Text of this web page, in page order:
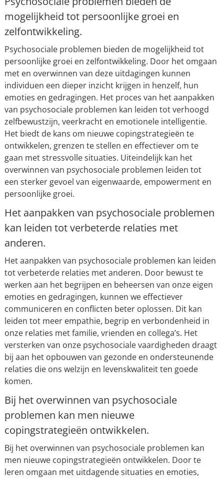
mogelijkheid tot persoonlijke groei en
zelfontwikkeling.
Psychosociale problemen bieden de mogelijkheid tot
persoonlijke groei en zelfontwikkeling. Door het omgaan
met en overwinnen van deze uitdagingen kunnen
individuen een dieper inzicht krijgen in henzelf, hun
emoties en gedragingen. Het proces van het aanpakken
van psychosociale problemen kan leiden tot verhoogd
zelfbewustzijn, veerkracht en emotionele intelligentie.
Het biedt de kans om nieuwe copingstrategieën te
ontwikkelen, grenzen te stellen en effectiever om te
gaan met stressvolle situaties. Uiteindelijk kan het
overwinnen van psychosociale problemen leiden tot
een sterker gevoel van eigenwaarde, empowerment en
persoonlijke groei.
Het aanpakken van psychosociale problemen
kan leiden tot verbeterde relaties met
anderen.
Het aanpakken van psychosociale problemen kan leiden
tot verbeterde relaties met anderen. Door bewust te
werken aan het begrijpen en beheersen van onze eigen
emoties en gedragingen, kunnen we effectiever
communiceren en conflicten beter oplossen. Dit kan
leiden tot meer empathie, begrip en verbondenheid in
onze relaties met familie, vrienden en collega’s. Het
versterken van onze psychosociale vaardigheden draagt
bij aan het opbouwen van gezonde en ondersteunende
relaties die ons welzijn en levenskwaliteit ten goede
komen.
Bij het overwinnen van psychosociale
problemen kan men nieuwe
copingstrategieën ontwikkelen.
Bij het overwinnen van psychosociale problemen kan
men nieuwe copingstrategieën ontwikkelen. Door te
leren omgaan met uitdagende situaties en emoties,